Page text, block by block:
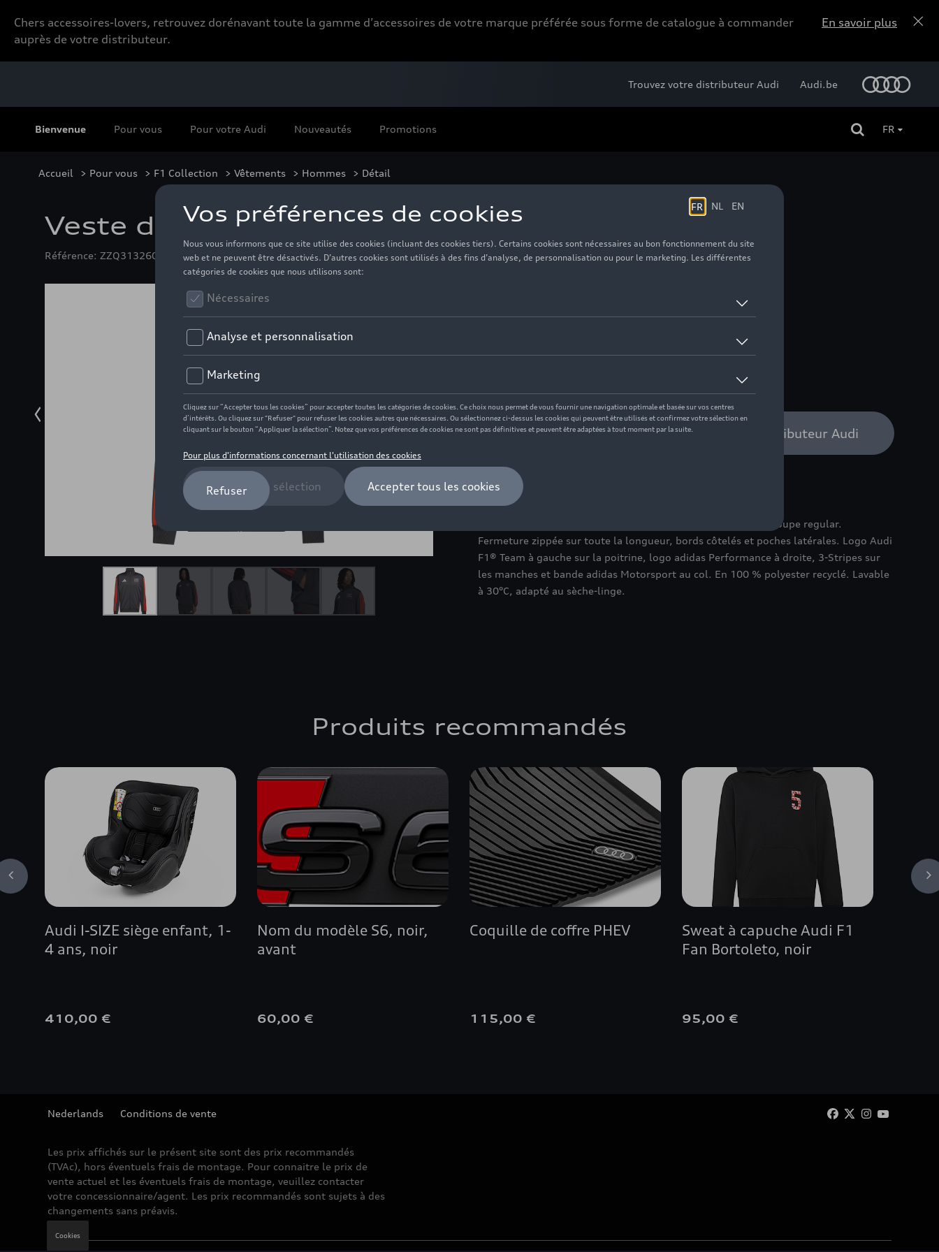
Chers accessoires-lovers, retrouvez dorénavant toute la gamme d’accessoires de votre marque préférée sous forme de catalogue à commander
auprès de votre distributeur.
En savoir plus
Bienvenue Pour vous Pour votre Audi Nouveautés Promotions
Trouvez votre distributeur Audi Audi.be
FR
Accueil > Pour vous > F1 Collection > Vêtements > Hommes > Détail
Veste de survêtement Audi F1 Fan, gris - 3XL
Référence: ZZQ3132601407
Taille
Vérifiez la disponibilité auprès de votre distributeur Audi
Description
Veste d’entraînement noir-gris en tricot avec col montant et coupe regular.
Fermeture zippée sur toute la longueur, bords côtelés et poches latérales. Logo Audi
F1® Team à gauche sur la poitrine, logo adidas Performance à droite, 3-Stripes sur
les manches et bande adidas Motorsport au col. En 100 % polyester recyclé. Lavable
à 30°C, adapté au sèche-linge.
Produits recommandés
Audi I-SIZE siège enfant, 1-
4 ans, noir
410,00 €
Nom du modèle S6, noir,
avant
60,00 €
Coquille de coffre PHEV
115,00 €
Sweat à capuche Audi F1
Fan Bortoleto, noir
95,00 €
Nederlands Conditions de vente
Les prix affichés sur le présent site sont des prix recommandés
(TVAc), hors éventuels frais de montage. Pour connaitre le prix de
vente actuel et les éventuels frais de montage, veuillez contacter
votre concessionnaire/agent. Les prix recommandés sont sujets à des
changements sans préavis.
Cookies